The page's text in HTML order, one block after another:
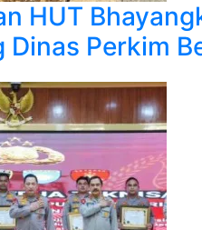
HUT
Dinas Perkim